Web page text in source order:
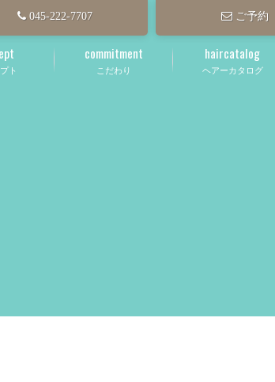
ご予約
045-222-7707
ト こだわり
commitment
ヘアーカタログ
haircatalog